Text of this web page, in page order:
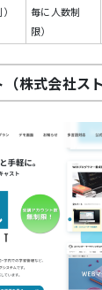
毎に人数制
限）
株式会社ス